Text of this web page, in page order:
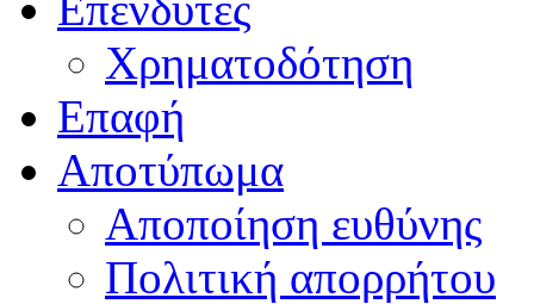
Χρηματοδότηση
Eπαφή
Αποτύπωμα
Αποποίηση ευθύνης
Πολιτική απορρήτου